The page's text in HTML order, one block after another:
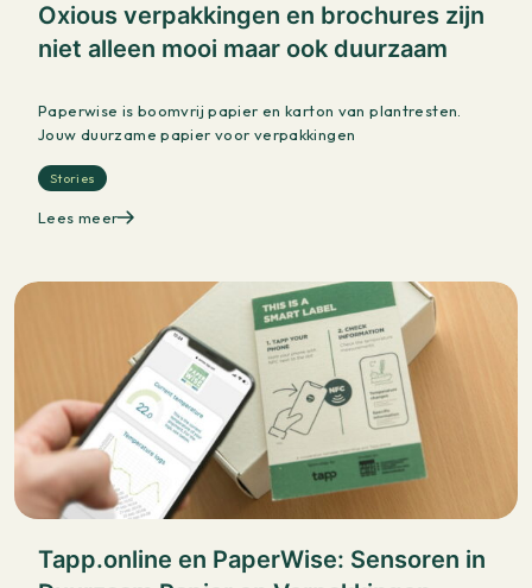
Oxious verpakkingen en brochures zijn
niet alleen mooi maar ook duurzaam
Paperwise is boomvrij papier en karton van plantresten.
Jouw duurzame papier voor verpakkingen
Stories
Lees meer
Tapp.online en PaperWise: Sensoren in